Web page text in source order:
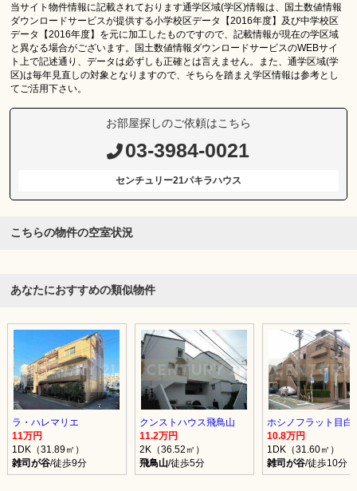
当サイト物件情報に記載されております通学区域(学区)情報は、国土数値情報
ダウンロードサービスが提供する小学校区データ【2016年度】及び中学校区
データ【2016年度】を元に加工したものですので、記載情報が現在の学区域
と異なる場合がございます。国土数値情報ダウンロードサービスのWEBサイ
ト上で記述通り、データは必ずしも正確とは言えません。また、通学区域(学
区)は毎年見直しの対象となりますので、そちらを踏まえ学区情報は参考とし
てご活用下さい。
お部屋探しのご依頼はこちら
03-3984-0021
センチュリー21パキラハウス
こちらの物件の空室状況
あなたにおすすめの類似物件
ラ・ハレマリエ
11万円
1DK（31.89㎡）
雑司が谷/徒歩9分
クンストハウス飛鳥山
11.2万円
2K（36.52㎡）
飛鳥山/徒歩5分
ホシノフラット目白
10.8万円
1DK（31.60㎡）
雑司が谷/徒歩10分